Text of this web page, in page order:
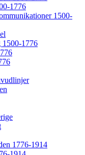
1776
1500-
1500-1776
1776-1914